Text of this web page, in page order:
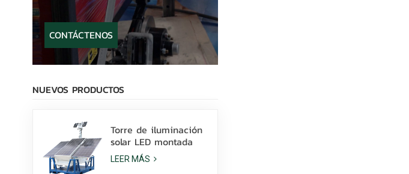
CONTÁCTENOS
NUEVOS PRODUCTOS
Torre de iluminación
solar LED montada
sobre patines con
lámparas LED de 400
LEER MÁS